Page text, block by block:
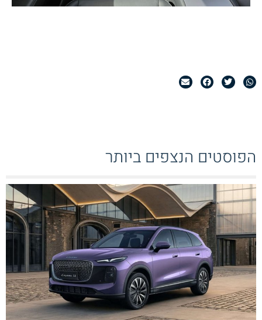
הפוסטים הנצפים ביותר